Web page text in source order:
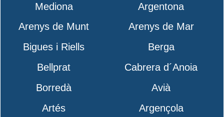
Mediona
Argentona
Arenys de Munt
Arenys de Mar
Bigues i Riells
Berga
Bellprat
Cabrera d´Anoia
Borredà
Avià
Artés
Argençola